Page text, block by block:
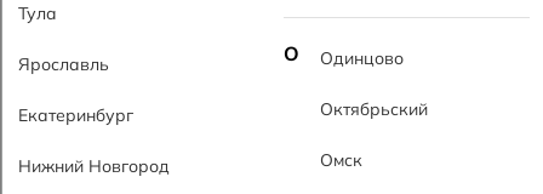
Тула
Ярославль
Екатеринбург
Нижний Новгород
О Одинцово
Октябрьский
Омск